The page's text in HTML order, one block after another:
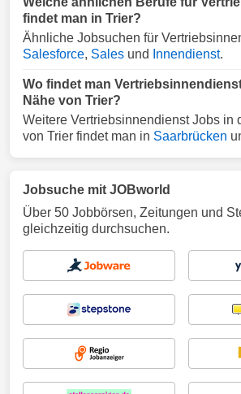
findet man in Trier?
Ähnliche Jobsuchen für
Salesforce, Sales und Innendienst.
Wo findet man
Nähe von Trier?
Weitere Vertriebsinnendienst Jobs in
von Trier findet man in Saarbrücken
Jobsuche mit JOBworld
Über 50 Jobbörsen, Zeitungen und
gleichzeitig durchsuchen.